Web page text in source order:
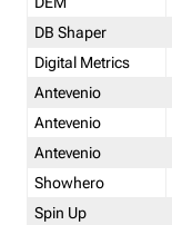
DB Shaper
Digital Metrics
Antevenio
Antevenio
Antevenio
Showhero
Spin Up